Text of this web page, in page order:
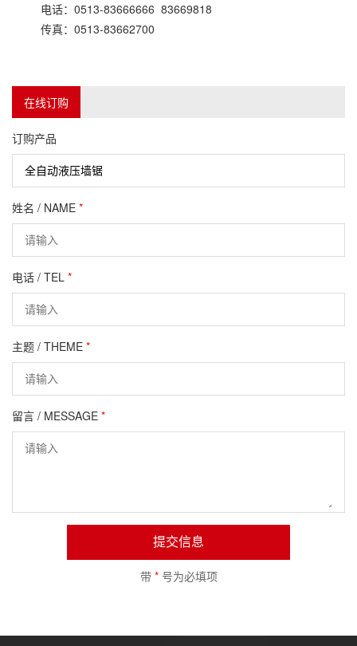
电话：0513-83666666 83669818
传真：0513-83662700
在线订购
订购产品
姓名 / NAME *
电话 / TEL *
主题 / THEME *
留言 / MESSAGE *
提交信息
带 *号为必填项